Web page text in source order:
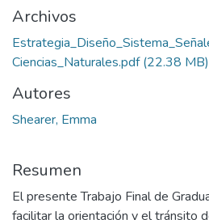
Archivos
Ciencias_Naturales.pdf(22.38 MB)
Autores
Shearer, Emma
Resumen
El presente Trabajo Final de
facilitar la orientación y el tránsito